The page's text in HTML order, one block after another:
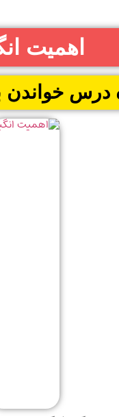
اهمیت
درس